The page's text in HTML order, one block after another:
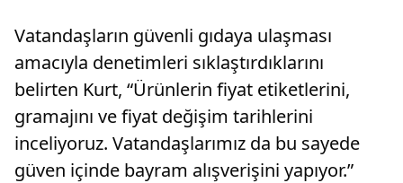
Vatandaşların güvenli gıdaya ulaşması
amacıyla denetimleri sıklaştırdıklarını
belirten Kurt, “Ürünlerin fiyat etiketlerini,
gramajını ve fiyat değişim tarihlerini
inceliyoruz. Vatandaşlarımız da bu sayede
güven içinde bayram alışverişini yapıyor.”